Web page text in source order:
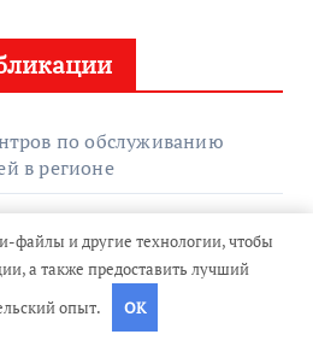
по обслуживанию
в регионе
и областей применения
для пассивной
файлы и другие технологии, чтобы
а также предоставить лучший
опыт.
OK